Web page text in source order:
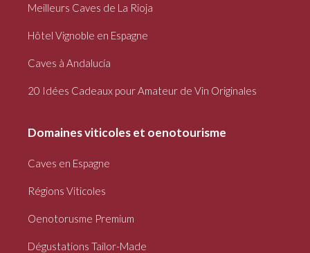
Meilleurs Caves de La Rioja
Hôtel Vignoble en Espagne
Caves à Andalucía
20 Idées Cadeaux pour Amateur de Vin Originales
Domaines viticoles et oenotourisme
Caves en Espagne
Régions Viticoles
Oenotorusme Premium
Dégustations Tailor-Made